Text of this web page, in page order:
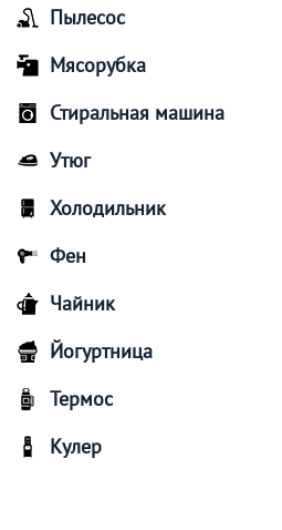
Пылесос
Мясорубка
Стиральная машина
Утюг
Холодильник
Фен
Чайник
Йогуртница
Термос
Кулер